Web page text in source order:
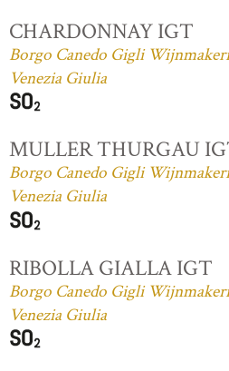
CHARDONNAY IGT
Borgo Canedo Gigli
Venezia Giulia
MULLER THURGAU
Borgo Canedo Gigli
Venezia Giulia
RIBOLLA GIALLA IGT
Borgo Canedo Gigli
Venezia Giulia